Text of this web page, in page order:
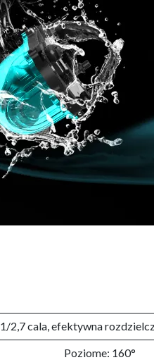
1/2,7 cala, efektywna
Poziome: 160°